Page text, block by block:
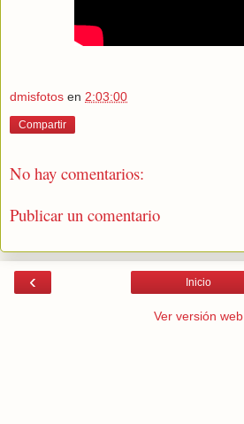
dmisfotos en 2:03:00
Compartir
No hay comentarios:
Publicar un comentario
‹ Inicio
Ver versión web